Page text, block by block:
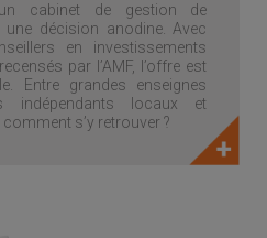
cabinet de gestion de
une décision anodine. Avec
en investissements
par l’AMF, l’offre est
Entre grandes enseignes
indépendants locaux et
s’y retrouver ?